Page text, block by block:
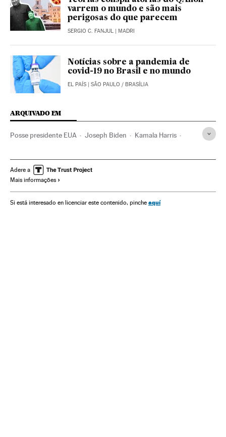
varrem o mundo e são mais
perigosas do que parecem
SERGIO C. FANJUL | MADRI
Notícias sobre a pandemia de
covid-19 no Brasil e no mundo
EL PAÍS | SÃO PAULO / BRASÍLIA
ARQUIVADO EM
Posse presidente EUA Joseph Biden Kamala Harris
Donald Trump Eleições EUA 2020
Eleições presidenciais
Partido Republicano EUA
Adere a
Mais informações
Si está interesado en licenciar este contenido, pinche aquí